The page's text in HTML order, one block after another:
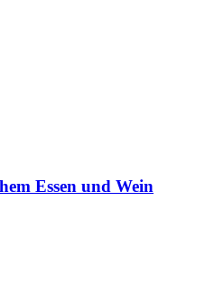
Essen und Wein